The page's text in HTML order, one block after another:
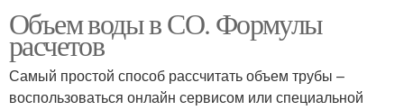
Объем воды в СО. Формулы
расчетов
Самый простой способ рассчитать объем трубы –
воспользоваться онлайн сервисом или специальной